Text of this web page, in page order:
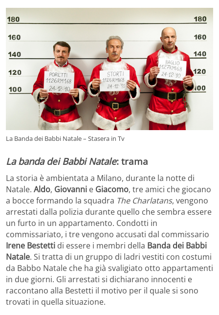
La Banda dei Babbi Natale – Stasera in Tv
La banda dei Babbi Natale: trama
La storia è ambientata a Milano, durante la notte di
Natale. Aldo, Giovanni e Giacomo, tre amici che giocano
a bocce formando la squadra The Charlatans, vengono
arrestati dalla polizia durante quello che sembra essere
un furto in un appartamento. Condotti in
commissariato, i tre vengono accusati dal commissario
Irene Bestetti di essere i membri della Banda dei Babbi
Natale. Si tratta di un gruppo di ladri vestiti con costumi
da Babbo Natale che ha già svaligiato otto appartamenti
in due giorni. Gli arrestati si dichiarano innocenti e
raccontano alla Bestetti il motivo per il quale si sono
trovati in quella situazione.